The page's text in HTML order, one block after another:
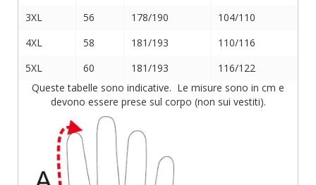
3XL
56 178/190
104/110
4XL
58 181/193
110/116
5XL
60 181/193
116/122
Queste tabelle sono indicative. Le misure sono in cm e
devono essere prese sul corpo (non sui vestiti).